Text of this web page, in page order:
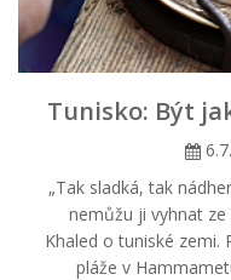
Tunisko: Být
„Tak sladká, tak
nemůžu ji vyhnat ze
Khaled o tuniské zemi.
pláže v